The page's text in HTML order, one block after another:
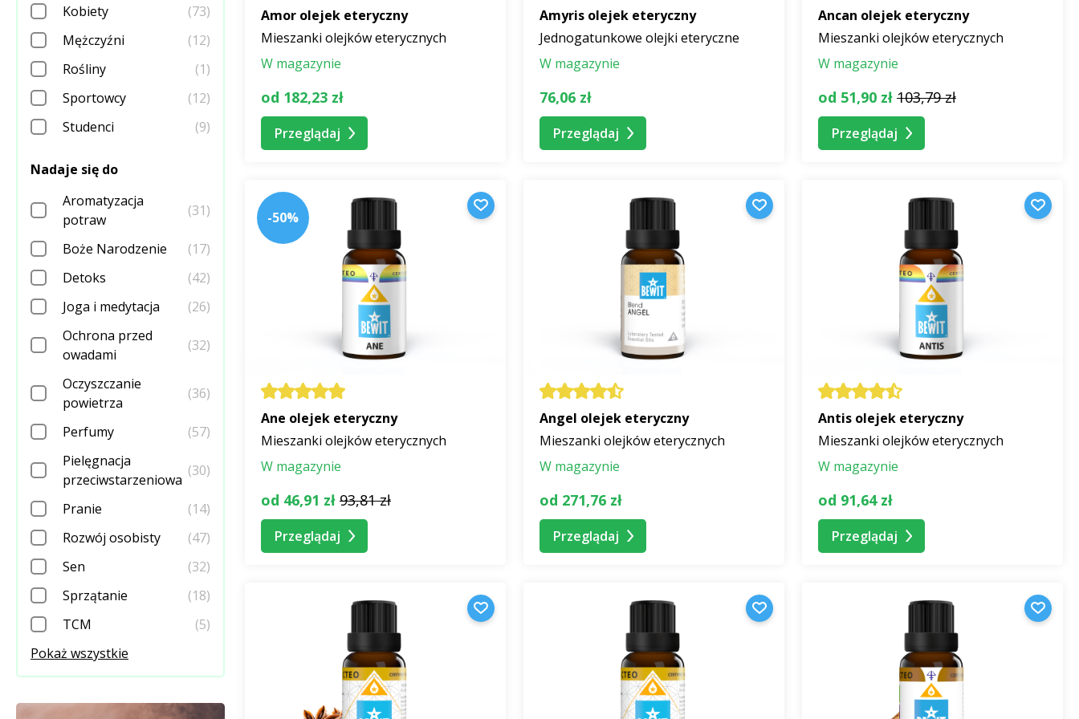
Kobiety
(73)
Mężczyźni
(12)
Rośliny
(1)
Sportowcy
(12)
Studenci
(9)
Nadaje się do
Aromatyzacja
potraw
(31)
Boże Narodzenie
(17)
Detoks
(42)
Joga i medytacja
(26)
Ochrona przed
owadami
(32)
Oczyszczanie
powietrza
(36)
Perfumy
(57)
Pielęgnacja
przeciwstarzeniowa
(30)
Pranie
(14)
Rozwój osobisty
(47)
Sen
(32)
Sprzątanie
(18)
TCM
(5)
Pokaż wszystkie
Amor olejek eteryczny
Mieszanki olejków eterycznych
W magazynie
od 182,23 zł
Przeglądaj
Amyris olejek eteryczny
Jednogatunkowe olejki eteryczne
W magazynie
76,06 zł
Przeglądaj
Ancan olejek eteryczny
Mieszanki olejków eterycznych
W magazynie
od 51,90 zł 103,79 zł
Przeglądaj
-50%
Ane olejek eteryczny
Mieszanki olejków eterycznych
W magazynie
od 46,91 zł 93,81 zł
Przeglądaj
Angel olejek eteryczny
Mieszanki olejków eterycznych
W magazynie
od 271,76 zł
Przeglądaj
Antis olejek eteryczny
Mieszanki olejków eterycznych
W magazynie
od 91,64 zł
Przeglądaj